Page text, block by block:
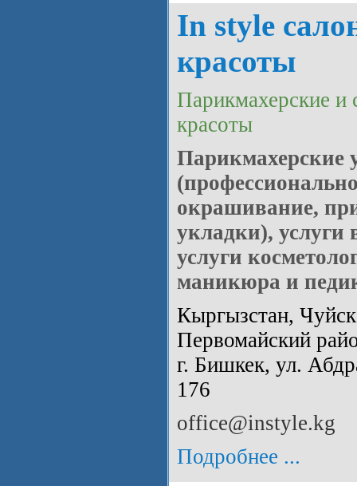
In style
красоты
Парикмахерские и
красоты
Парикмахерские
окрашивание,
укладки), услуги
услуги
маникюра и
Кыргызстан,
Первомайский
г. Бишкек, ул.
176
office@instyle.kg
Подробнее ...